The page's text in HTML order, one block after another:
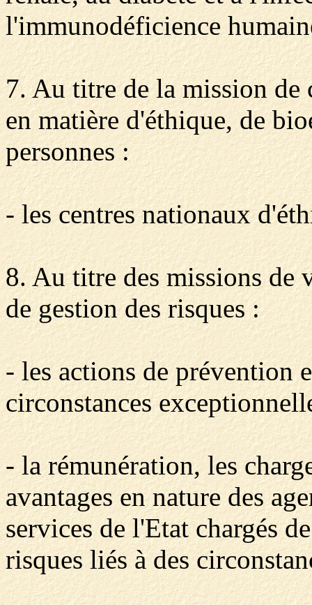
l'immunodéficience
7. Au titre de la mission de
en matière d'éthique, de
personnes :
- les centres nationaux
8. Au titre des missions de
de gestion des risques :
- les actions de prévention
circonstances
- la rémunération, les
avantages en nature des
services de l'Etat chargés
risques liés à des